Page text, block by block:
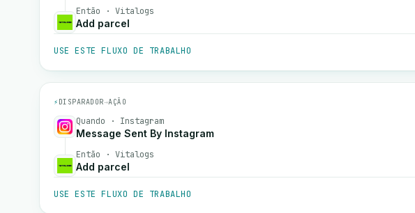
Então · Vitalogs
Add parcel
USE ESTE FLUXO DE TRABALHO
⚡ DISPARADOR→AÇÃO
Quando · Instagram
Message Sent By Instagram
Então · Vitalogs
Add parcel
USE ESTE FLUXO DE TRABALHO